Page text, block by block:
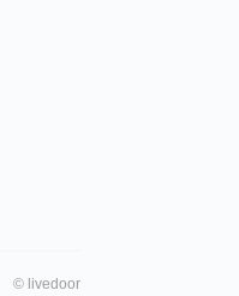
© livedoor